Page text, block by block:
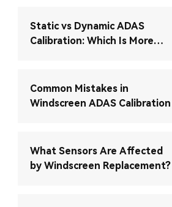
Static vs Dynamic ADAS
Calibration: Which Is More
Common Mistakes in
Windscreen ADAS Calibration
What Sensors Are Affected
by Windscreen Replacement?